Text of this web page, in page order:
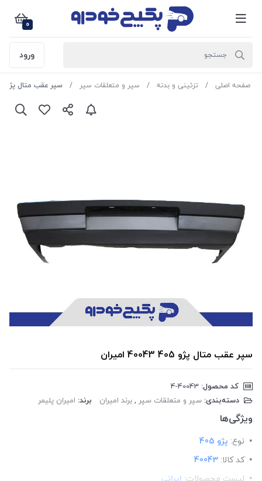
0
ورود
صفحه اصلی تزئینی و بدنه سپر و متعلقات سپر سپر عقب متال پژو 405 40043 امیران
سپر عقب متال پژو 405 40043 امیران
کد محصول:
دسته‌بندی: سپر و متعلقات سپر ,برند امیران برند: امیران پلیمر
ویژگی‌ها
نوع: پژو 405
کد کالا: 40043